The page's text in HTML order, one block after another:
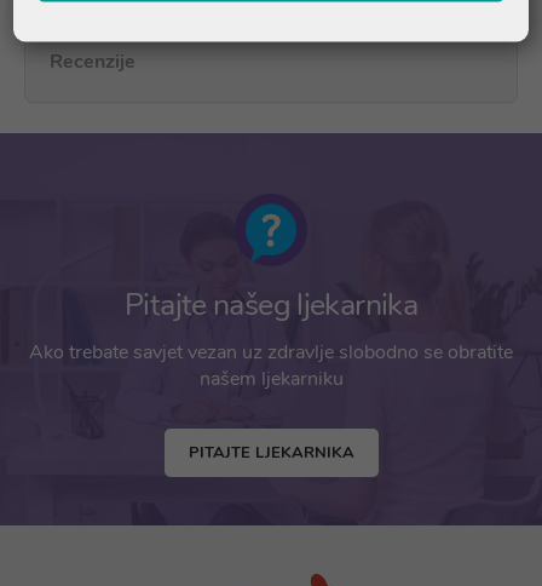
Recenzije
Pitajte našeg ljekarnika
Ako trebate savjet vezan uz zdravlje slobodno se obratite
našem ljekarniku
PITAJTE LJEKARNIKA